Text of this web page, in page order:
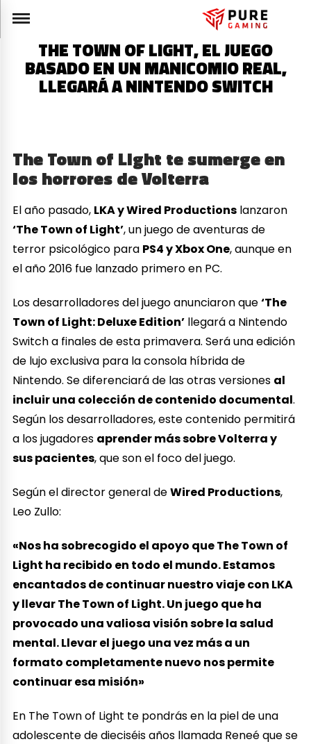
THE TOWN OF LIGHT, EL JUEGO
BASADO EN UN MANICOMIO REAL,
LLEGARÁ A NINTENDO SWITCH
The Town of Light te sumerge en
los horrores de Volterra
El año pasado, LKA y Wired Productions lanzaron
‘The Town of Light’, un juego de aventuras de
terror psicológico para PS4 y Xbox One, aunque en
el año 2016 fue lanzado primero en PC.
Los desarrolladores del juego anunciaron que‘The
Town of Light: Deluxe Edition’ llegará a Nintendo
Switch a finales de esta primavera. Será una edición
de lujo exclusiva para la consola híbrida de
Nintendo. Se diferenciará de las otras versiones al
incluir una colección de contenido documental.
Según los desarrolladores, este contenido permitirá
a los jugadores aprender más sobre Volterra y
sus pacientes, que son el foco del juego.
Según el director general deWired Productions,
Leo Zullo:
«Nos ha sobrecogido el apoyo que The Town of
Light ha recibido en todo el mundo. Estamos
encantados de continuar nuestro viaje con LKA
y llevar The Town of Light. Un juego que ha
provocado una valiosa visión sobre la salud
mental. Llevar el juego una vez más a un
formato completamente nuevo nos permite
continuar esa misión»
En The Town of Light te pondrás en la piel de una
adolescente de dieciséis años llamada Reneé que se